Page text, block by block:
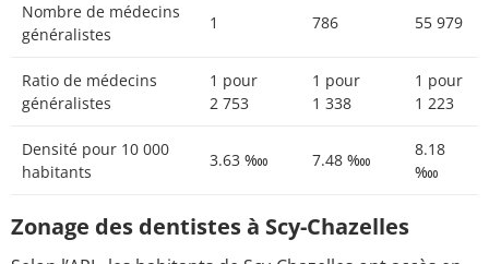
Nombre de médecins
généralistes
1 786 55 979
Ratio de médecins
généralistes
1 pour
2 753
1 pour
1 338
1 pour
1 223
Densité pour 10 000
habitants
3.63 ‱ 7.48 ‱
8.18
‱
Zonage des dentistes à Scy-Chazelles